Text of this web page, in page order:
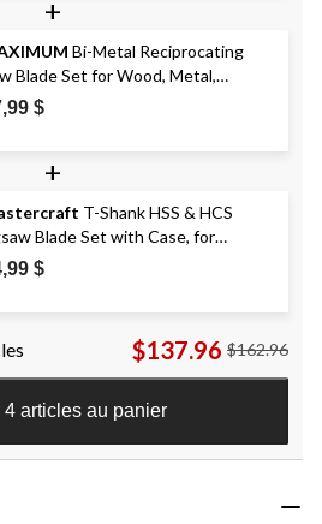
+
Bi-Metal Reciprocating
Blade Set for Wood, Metal,
6-pc
$
+
T-Shank HSS & HCS
Blade Set with Case, for
Metal, 32-pc
$
$137.96 $162.96
4 articles au panier